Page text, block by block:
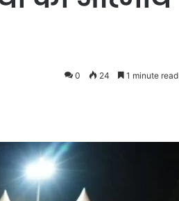
0 24 1 minute read